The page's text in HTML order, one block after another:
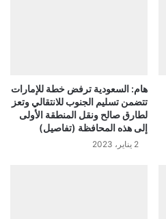
هام: السعودية ترفض خطة للإمارات
تتضمن تسليم الجنوب للانتقالي وتعز
لطارق صالح ونقل المنطقة الأولى
إلى هذه المحافظة (تفاصيل)
2 يناير، 2023